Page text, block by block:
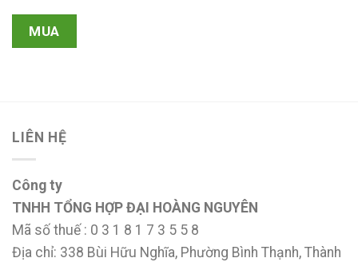
MUA
LIÊN HỆ
Công ty
TNHH TỔNG HỢP ĐẠI HOÀNG NGUYÊN
Mã số thuế : 0 3 1 8 1 7 3 5 5 8
Địa chỉ: 338 Bùi Hữu Nghĩa, Phường Bình Thạnh, Thành